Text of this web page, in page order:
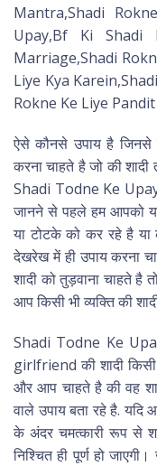
Mantra,Shadi
Upay,Bf Ki Shadi
Marriage,Shadi
Liye Kya
Rokne Ke Liye Pandit
ऐसे कौनसे उपाय है
करना चाहते है जो की
Shadi Todne Ke
जानने से पहले हम आपको
या टोटके को कर रहे है
देखरेख में ही उपाय करना
शादी को तुड़वाना चाहते है
आप किसी भी व्यक्ति की
Shadi Todne Ke
girlfriend की शादी किसी
और आप चाहते है की वह
वाले उपाय बता रहे है. यदि
के अंदर चमत्कारी रूप से
निश्चित ही पूर्ण हो